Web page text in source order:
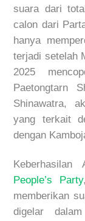
suara dari
calon dari
hanya
terjadi setelah
2025
Paetongtarn
Shinawatra,
yang terkait
dengan
People’s Party,
memberikan
digelar